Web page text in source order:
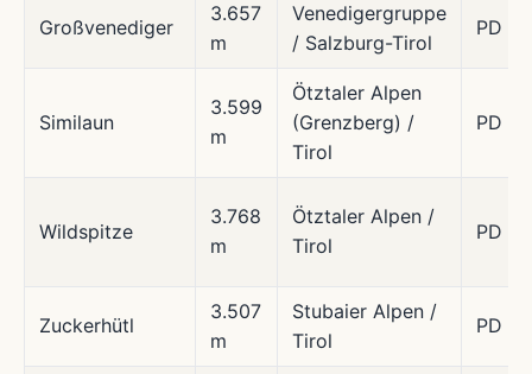
Großvenediger
3.657
m
Venedigergruppe
/ Salzburg-Tirol
PD
Similaun
3.599
m
Ötztaler Alpen
(Grenzberg) /
Tirol
PD
Wildspitze
3.768
m
Ötztaler Alpen /
Tirol
PD
Zuckerhütl
3.507
m
Stubaier Alpen /
Tirol
PD